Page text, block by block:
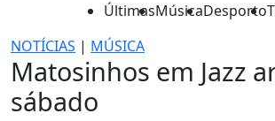
ÚltimasMúsicaDesporto
NOTÍCIAS | MÚSICA
Matosinhos em Jazz
sábado